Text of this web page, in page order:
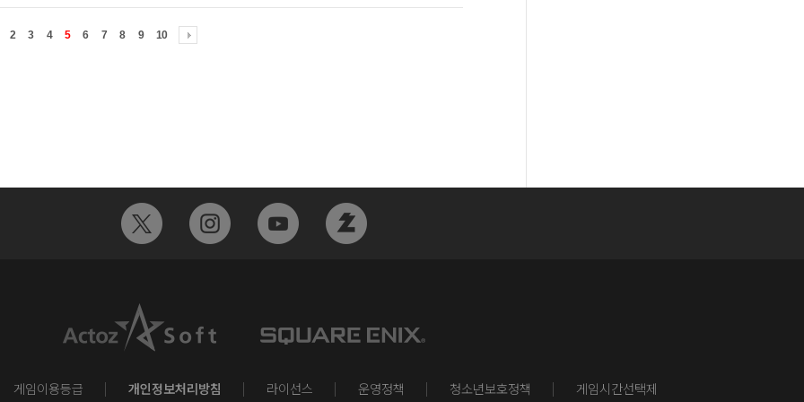
2 3 4 5 6 7 8 9 10
게임이용등급 개인정보처리방침 라이선스 운영정책 청소년보호정책 게임시간선택제